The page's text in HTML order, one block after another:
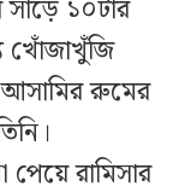
১০টার
খোঁজাখুঁজি
রুমের
রামিসার